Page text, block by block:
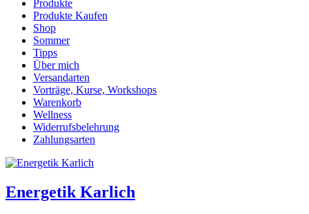
Produkte
Produkte Kaufen
Shop
Sommer
Tipps
Über mich
Versandarten
Vorträge, Kurse, Workshops
Warenkorb
Wellness
Widerrufsbelehrung
Zahlungsarten
Energetik Karlich